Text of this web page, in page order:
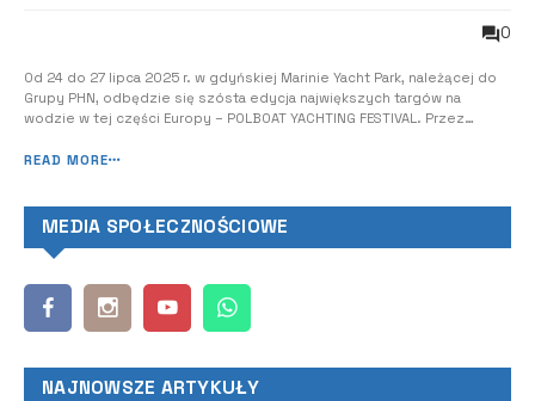
0
Od 24 do 27 lipca 2025 r. w gdyńskiej Marinie Yacht Park, należącej do
Grupy PHN, odbędzie się szósta edycja największych targów na
wodzie w tej części Europy – POLBOAT YACHTING FESTIVAL. Przez
łodzie motorowe, katamarany, houseboaty, riby i skutery wodne, do
READ MORE
MEDIA SPOŁECZNOŚCIOWE
NAJNOWSZE ARTYKUŁY